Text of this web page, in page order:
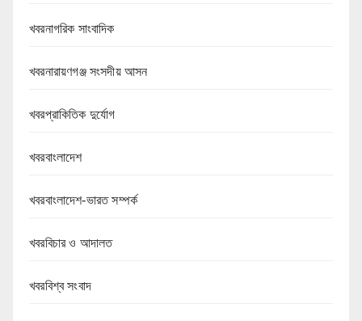
খবরনাগরিক সাংবাদিক
খবরনারায়ণগঞ্জ সংসদীয় আসন
খবরপ্রাকিতিক দুর্যোগ
খবরবাংলাদেশ
খবরবাংলাদেশ-ভারত সম্পর্ক
খবরবিচার ও আদালত
খবরবিশ্ব সংবাদ